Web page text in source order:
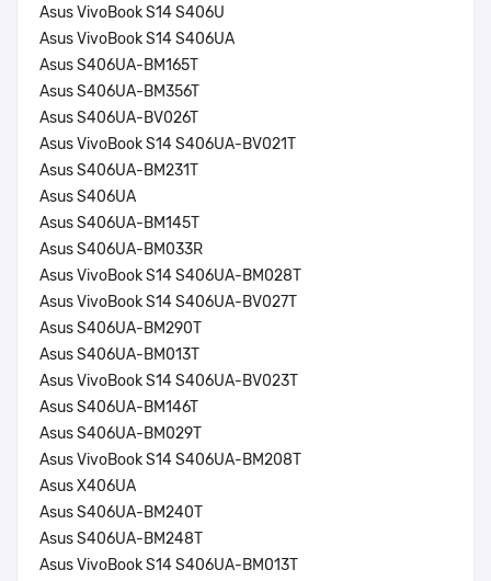
Asus VivoBook S14 S406U
Asus VivoBook S14 S406UA
Asus S406UA-BM165T
Asus S406UA-BM356T
Asus S406UA-BV026T
Asus VivoBook S14 S406UA-BV021T
Asus S406UA-BM231T
Asus S406UA
Asus S406UA-BM145T
Asus S406UA-BM033R
Asus VivoBook S14 S406UA-BM028T
Asus VivoBook S14 S406UA-BV027T
Asus S406UA-BM290T
Asus S406UA-BM013T
Asus VivoBook S14 S406UA-BV023T
Asus S406UA-BM146T
Asus S406UA-BM029T
Asus VivoBook S14 S406UA-BM208T
Asus X406UA
Asus S406UA-BM240T
Asus S406UA-BM248T
Asus VivoBook S14 S406UA-BM013T